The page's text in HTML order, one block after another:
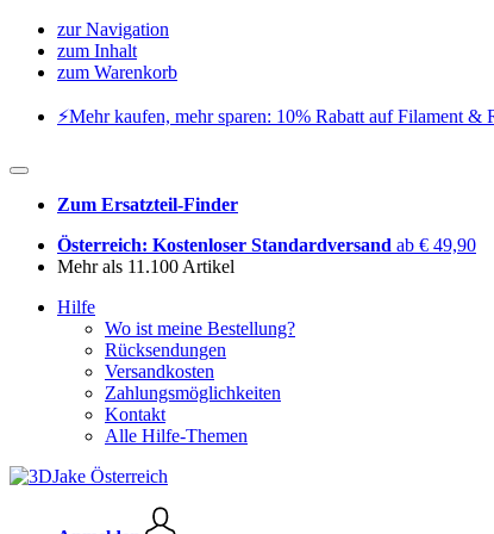
zur Navigation
zum Inhalt
zum Warenkorb
⚡️Mehr kaufen, mehr sparen: 10% Rabatt auf Filament &
Zum Ersatzteil-Finder
Österreich: Kostenloser Standardversand ab € 49,90
Mehr als 11.100 Artikel
Hilfe
Wo ist meine Bestellung?
Rücksendungen
Versandkosten
Zahlungsmöglichkeiten
Kontakt
Alle Hilfe-Themen